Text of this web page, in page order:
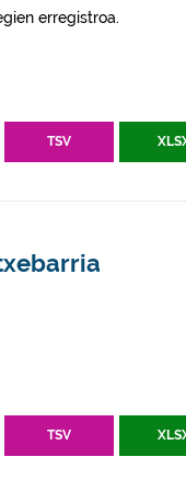
erregistroa.
TSV
TSV